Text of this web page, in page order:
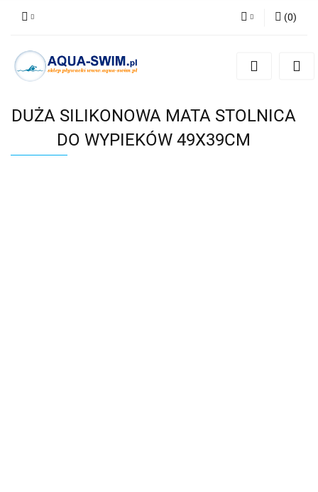
(0)
DUŻA SILIKONOWA MATA STOLNICA
DO WYPIEKÓW 49X39CM